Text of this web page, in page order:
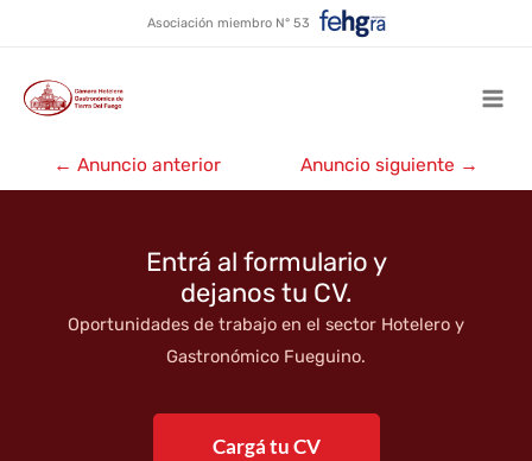
contenido
Asociación miembro N° 53
La Cantina de Freddy
Navegación
de
← Anuncio anterior Anuncio siguiente →
Entrá al formulario y
dejanos tu CV.
Oportunidades de trabajo en el sector Hotelero y
Gastronómico Fueguino.
Cargá tu CV